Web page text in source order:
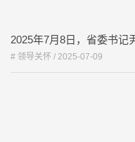
# 领导关怀 / 2025-07-09